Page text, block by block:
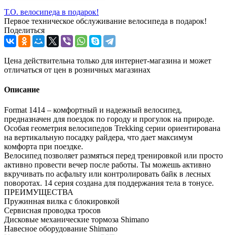
Т.О. велосипеда в подарок!
Первое техническое обслуживание велосипеда в подарок!
Поделиться
Цена действительна только для интернет-магазина и может
отличаться от цен в розничных магазинах
Описание
Format 1414 – комфортный и надежный велосипед,
предназначен для поездок по городу и прогулок на природе.
Особая геометрия велосипедов Trekking серии ориентирована
на вертикальную посадку райдера, что дает максимум
комфорта при поездке.
Велосипед позволяет размяться перед тренировкой или просто
активно провести вечер после работы. Ты можешь активно
вкручивать по асфальту или контролировать байк в лесных
поворотах. 14 серия создана для поддержания тела в тонусе.
ПРЕИМУЩЕСТВА
Пружинная вилка с блокировкой
Сервисная проводка тросов
Дисковые механические тормоза Shimano
Навесное оборудование Shimano